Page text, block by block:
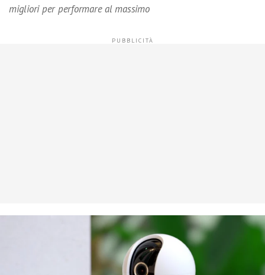
migliori per performare al massimo